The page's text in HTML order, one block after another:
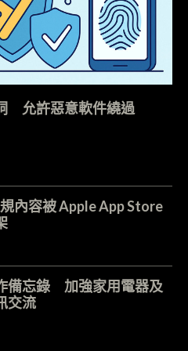
允許惡意軟件繞過
內容被 Apple App Store
備忘錄 加強家用電器及
交流